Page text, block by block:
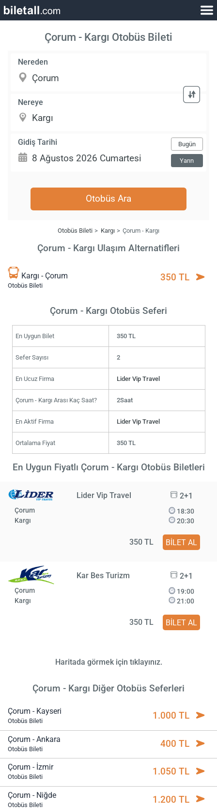
Çorum - Kargı Otobüs Bileti
Nereden
Nereye
Gidiş Tarihi Bugün
Yarın
Otobüs Ara
Otobüs Bileti Kargı Çorum - Kargı
Çorum - Kargı Ulaşım Alternatifleri
Kargı - Çorum
Otobüs Bileti
350 TL
Çorum - Kargı Otobüs Seferi
En Uygun Bilet 350 TL
Sefer Sayısı 2
En Ucuz Firma Lider Vip Travel
Çorum - Kargı Arası Kaç Saat? 2Saat
En Aktif Firma Lider Vip Travel
Ortalama Fiyat 350 TL
En Uygun Fiyatlı Çorum - Kargı Otobüs Biletleri
Lider Vip Travel 2+1
Çorum
Kargı
18:30
20:30
350 TL BİLET AL
Kar Bes Turizm 2+1
Çorum
Kargı
19:00
21:00
350 TL BİLET AL
Haritada görmek için tıklayınız.
Çorum - Kargı Diğer Otobüs Seferleri
Çorum - Kayseri
Otobüs Bileti 1.000 TL
Çorum - Ankara
Otobüs Bileti 400 TL
Çorum - İzmir
Otobüs Bileti 1.050 TL
Çorum - Niğde
Otobüs Bileti 1.200 TL